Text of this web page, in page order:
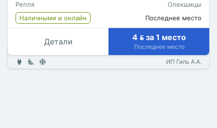
Репля
Олекшицы
Наличными и онлайн
Последнее место
Детали 4  за 1 место
Последнее место
ИП Гиль А.А.